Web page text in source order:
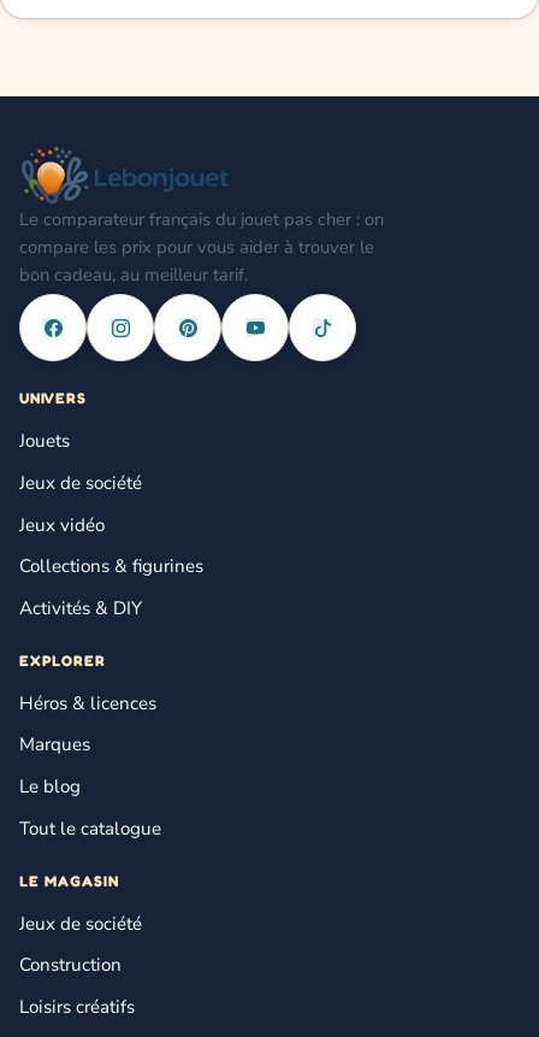
Le comparateur français du jouet pas cher : on
compare les prix pour vous aider à trouver le
bon cadeau, au meilleur tarif.
UNIVERS
Jouets
Jeux de société
Jeux vidéo
Collections & figurines
Activités & DIY
EXPLORER
Héros & licences
Marques
Le blog
Tout le catalogue
LE MAGASIN
Jeux de société
Construction
Loisirs créatifs